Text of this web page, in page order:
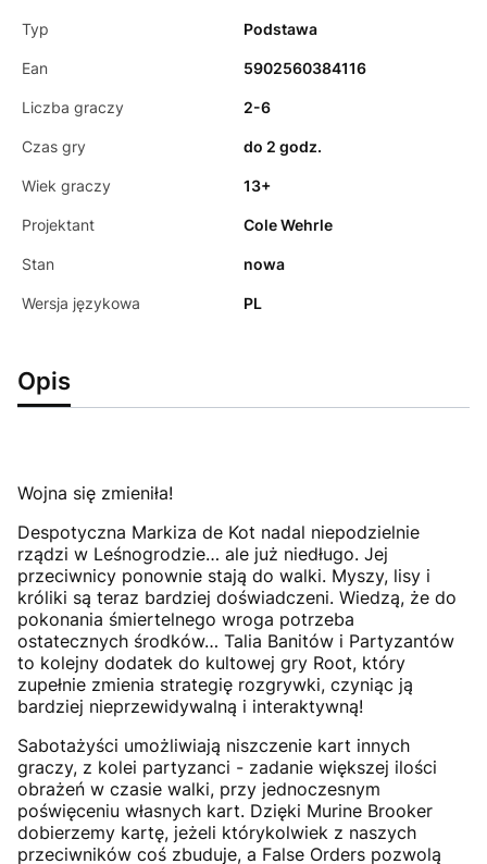
Typ Podstawa
Ean 5902560384116
Liczba graczy 2-6
Czas gry do 2 godz.
Wiek graczy 13+
Projektant Cole Wehrle
Stan nowa
Wersja językowa PL
Opis
Wojna się zmieniła!
Despotyczna Markiza de Kot nadal niepodzielnie
rządzi w Leśnogrodzie… ale już niedługo. Jej
przeciwnicy ponownie stają do walki. Myszy, lisy i
króliki są teraz bardziej doświadczeni. Wiedzą, że do
pokonania śmiertelnego wroga potrzeba
ostatecznych środków… Talia Banitów i Partyzantów
to kolejny dodatek do kultowej gry Root, który
zupełnie zmienia strategię rozgrywki, czyniąc ją
bardziej nieprzewidywalną i interaktywną!
Sabotażyści umożliwiają niszczenie kart innych
graczy, z kolei partyzanci - zadanie większej ilości
obrażeń w czasie walki, przy jednoczesnym
poświęceniu własnych kart. Dzięki Murine Brooker
dobierzemy kartę, jeżeli którykolwiek z naszych
przeciwników coś zbuduje, a False Orders pozwolą